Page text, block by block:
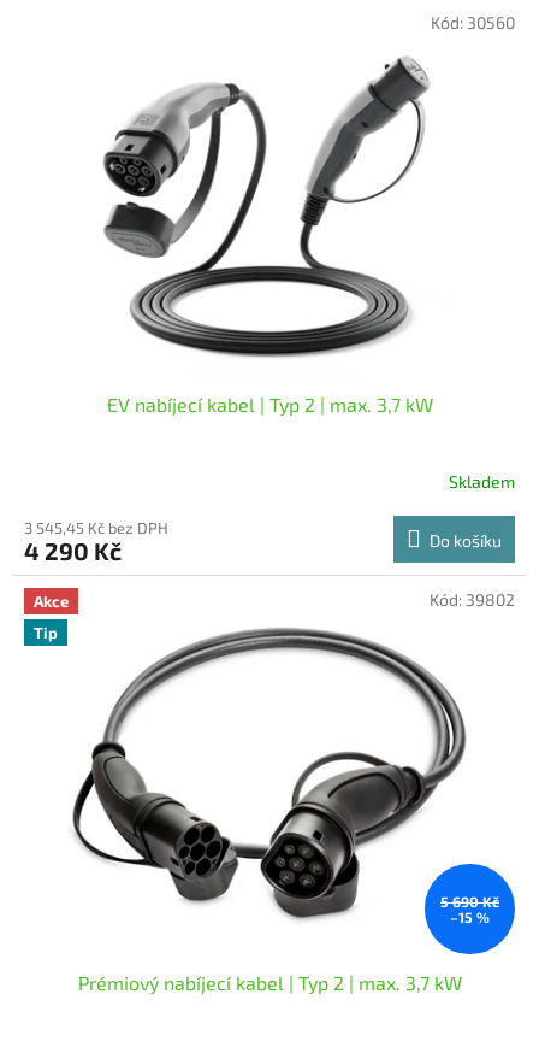
EV nabíjecí kabel | Typ 2 | max. 3,7 kW
produktu
je
5,0
5
hvězdiček.
Skladem
3 545,45 Kč bez DPH
4 290 Kč Do košíku
Kód: 30560
Akce
Tip
5 690 Kč
–15 %
Prémiový nabíjecí kabel | Typ 2 | max. 3,7 kW
Kód:39802